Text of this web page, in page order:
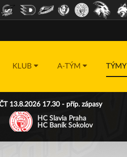
KLUB A-TÝM TÝMY
13.8.2026 17.30 - příp. zápasy
HC Slavia Praha
HC Baník Sokolov